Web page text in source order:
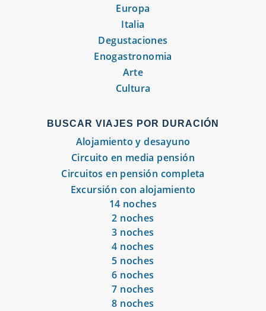
Europa
Italia
Degustaciones
Enogastronomia
Arte
Cultura
BUSCAR VIAJES POR DURACIÓN
Alojamiento y desayuno
Circuito en media pensión
Circuitos en pensión completa
Excursión con alojamiento
14 noches
2 noches
3 noches
4 noches
5 noches
6 noches
7 noches
8 noches